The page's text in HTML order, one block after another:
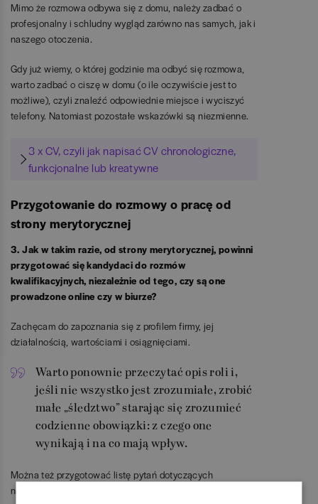
Mimo że rozmowa odbywa się z domu, należy zadbać o
profesjonalny i schludny wygląd zarówno nas samych, jak i
naszego otoczenia.
Gdy już wiemy, o której godzinie ma odbyć się rozmowa,
warto zadbać o ciszę w domu (o ile oczywiście jest to
możliwe), czyli znaleźć odpowiednie miejsce i wyciszyć
telefony. Natomiast pozostałe wskazówki są niezmienne.
3 x CV, czyli jak napisać CV chronologiczne,
funkcjonalne lub kreatywne
Przygotowanie do rozmowy o pracę od
strony merytorycznej
3. Jak w takim razie, od strony merytorycznej, powinni
przygotować się kandydaci do rozmów
kwalifikacyjnych, niezależnie od tego, czy są one
prowadzone online czy w biurze?
Zachęcam do zapoznania się z profilem firmy, jej
działalnością, wartościami i osiągnięciami.
Warto ponownie przeczytać opis roli i,
jeśli nie wszystko jest zrozumiałe, zrobić
małe „śledztwo” starając się zrozumieć
codzienne obowiązki: z czego one
wynikają i na co mają wpływ.
Można też przygotować listę pytań dotyczących
niejasnych kwestii. Ponieważ znaczna część rozmowy